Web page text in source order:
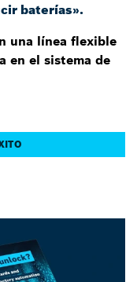
baterías».
una línea flexible
en el sistema de